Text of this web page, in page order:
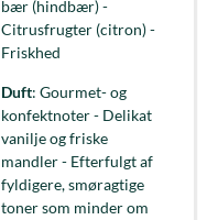
bær (hindbær) -
Citrusfrugter (citron) -
Friskhed
Duft: Gourmet- og
konfektnoter - Delikat
vanilje og friske
mandler - Efterfulgt af
fyldigere, smøragtige
toner som minder om